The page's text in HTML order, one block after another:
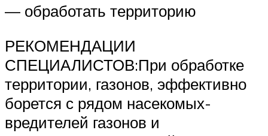
— обработать территорию
РЕКОМЕНДАЦИИ
СПЕЦИАЛИСТОВ:При обработке
территории, газонов, эффективно
борется с рядом насекомых-
вредителей газонов и